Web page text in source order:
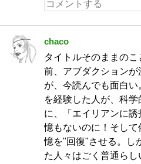
chaco
タイトルそのままの
前、アブダクション
が、今読んでも面白
を経験した人が、科
に、「エイリアンに
憶もないのに！そし
憶を"回復"させる。し
た人々はごく普通ら